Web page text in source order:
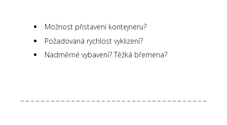
Možnost přistavení kontejneru?
Požadovaná rychlost vyklizení?
Nadměrné vybavení? Těžká břemena?